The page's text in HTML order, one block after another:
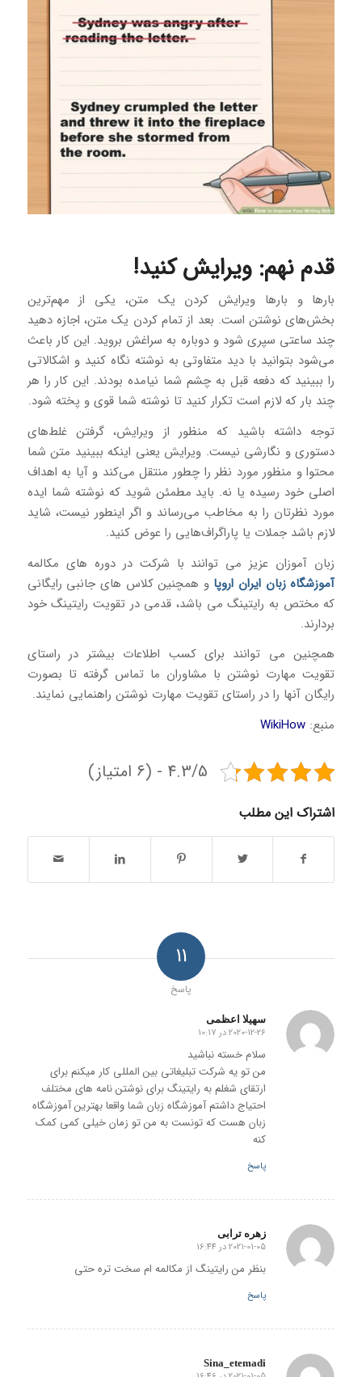
قدم نهم: ویرایش کنید!
بارها و بارها ویرایش کردن یک متن، یکی از مهم‌ترین
بخش‌های نوشتن است. بعد از تمام کردن یک متن، اجازه دهید
چند ساعتی سپری شود و دوباره به سراغش بروید. این کار باعث
می‌شود بتوانید با دید متفاوتی به نوشته نگاه کنید و اشکالاتی
را ببینید که دفعه قبل به چشم شما نیامده بودند. این کار را هر
چند بار که لازم است تکرار کنید تا نوشته شما قوی و پخته شود.
توجه داشته باشید که منظور از ویرایش، گرفتن غلط‌های
دستوری و نگارشی نیست. ویرایش یعنی اینکه ببینید متن شما
محتوا و منظور مورد نظر را چطور منتقل می‌کند و آیا به اهداف
اصلی خود رسیده یا نه. باید مطمئن شوید که نوشته شما ایده
مورد نظرتان را به مخاطب می‌رساند و اگر اینطور نیست، شاید
لازم باشد جملات یا پاراگراف‌هایی را عوض کنید.
زبان آموزان عزیز می توانند با شرکت در دوره های مکالمه
آموزشگاه زبان ایران اروپا و همچنین کلاس های جانبی رایگانی
که مختص به رایتینگ می باشد، قدمی در تقویت رایتینگ خود
بردارند.
همچنین می توانند برای کسب اطلاعات بیشتر در راستای
تقویت مهارت نوشتن با مشاوران ما تماس گرفته تا بصورت
رایگان آنها را در راستای تقویت مهارت نوشتن راهنمایی نمایند.
منبع: WikiHow
4.3/5 - (6 امتیاز)
اشتراک این مطلب
11
پاسخ
سهیلا اعظمی
گفته:
2020-12-26 در 10:17
سلام خسته نباشید
من تو یه شرکت تبلیغاتی بین المللی کار میکنم برای
ارتقای شغلم به رایتینگ برای نوشتن نامه های مختلف
احتیاج داشتم آموزشگاه زبان شما واقعا بهترین آموزشگاه
زبان هست که تونست به من تو زمان خیلی کمی کمک
کنه
پاسخ
زهره ترابی
گفته:
2021-01-05 در 16:44
بنظر من رایتینگ از مکالمه ام سخت تره حتی
پاسخ
Sina_etemadi